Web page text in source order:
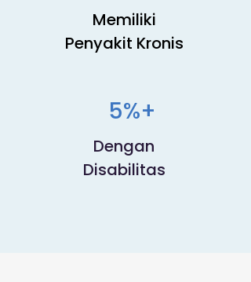
Memiliki
Penyakit Kronis
5%+
Dengan
Disabilitas